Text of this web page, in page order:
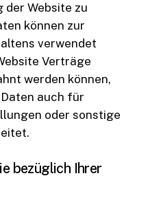
Website zu
können zur
verwendet
Verträge
werden können,
auch für
oder sonstige
bezüglich Ihrer